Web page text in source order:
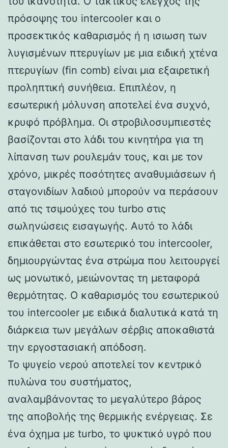
πρόσοψης του intercooler και ο
προσεκτικός καθαρισμός ή η ισιωση των
λυγισμένων πτερυγίων με μια ειδική χτένα
πτερυγίων (fin comb) είναι μια εξαιρετική
προληπτική συνήθεια. Επιπλέον, η
εσωτερική μόλυνση αποτελεί ένα συχνό,
κρυφό πρόβλημα. Οι στροβιλοσυμπιεστές
βασίζονται στο λάδι του κινητήρα για τη
λίπανση των ρουλεμάν τους, και με τον
χρόνο, μικρές ποσότητες αναθυμιάσεων ή
σταγονιδίων λαδιού μπορούν να περάσουν
από τις τσιμούχες του turbo στις
σωληνώσεις εισαγωγής. Αυτό το λάδι
επικάθεται στο εσωτερικό του intercooler,
δημιουργώντας ένα στρώμα που λειτουργεί
ως μονωτικό, μειώνοντας τη μεταφορά
θερμότητας. Ο καθαρισμός του εσωτερικού
του intercooler με ειδικά διαλυτικά κατά τη
διάρκεια των μεγάλων σέρβις αποκαθιστά
την εργοστασιακή απόδοση.
Το ψυγείο νερού αποτελεί τον κεντρικό
πυλώνα του συστήματος,
αναλαμβάνοντας το μεγαλύτερο βάρος
της αποβολής της θερμικής ενέργειας. Σε
ένα όχημα με turbo, το ψυκτικό υγρό που